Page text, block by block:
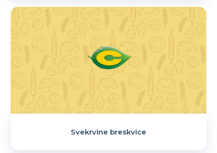
Svekrvine breskvice